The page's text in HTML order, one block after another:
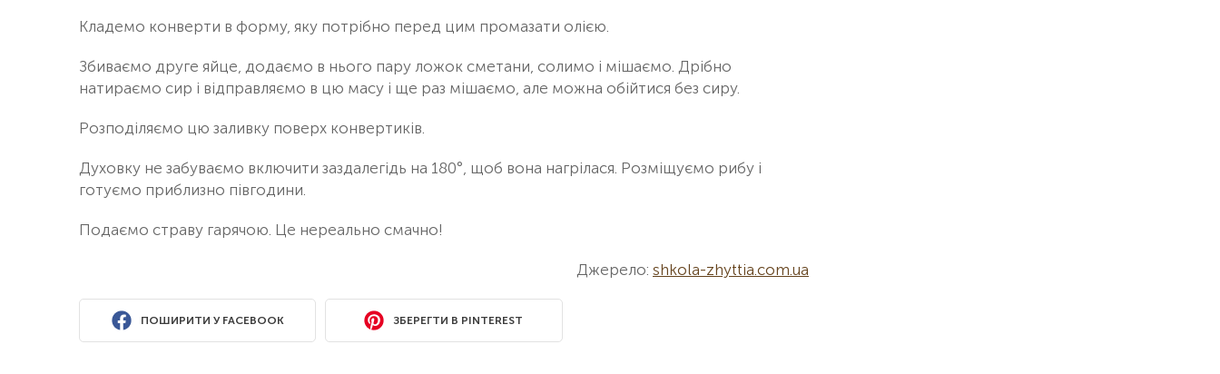
Кладемо конверти в форму, яку потрібно перед цим промазати олією.
Збиваємо друге яйце, додаємо в нього пару ложок сметани, солимо і мішаємо. Дрібно
натираємо сир і відправляємо в цю масу і ще раз мішаємо, але можна обійтися без сиру.
Розподіляємо цю заливку поверх конвертиків.
Духовку не забуваємо включити заздалегідь на 180°, щоб вона нагрілася. Розміщуємо рибу і
готуємо приблизно півгодини.
Подаємо страву гарячою. Це нереально смачно!
Джерело: shkola-zhyttia.com.ua
ПОШИРИТИ У FACEBOOK ЗБЕРЕГТИ В PINTEREST